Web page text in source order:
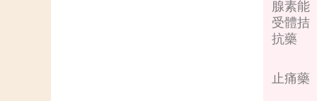
腺素能
受體拮
抗藥
止痛藥